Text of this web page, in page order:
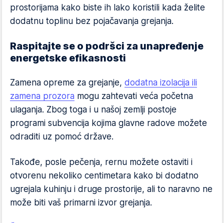
prostorijama kako biste ih lako koristili kada želite
dodatnu toplinu bez pojačavanja grejanja.
Raspitajte se o podršci za unapređenje
energetske efikasnosti
Zamena opreme za grejanje, dodatna izolacija ili
zamena prozora mogu zahtevati veća početna
ulaganja. Zbog toga i u našoj zemlji postoje
programi subvencija kojima glavne radove možete
odraditi uz pomoć države.
Takođe, posle pečenja, rernu možete ostaviti i
otvorenu nekoliko centimetara kako bi dodatno
ugrejala kuhinju i druge prostorije, ali to naravno ne
može biti vaš primarni izvor grejanja.